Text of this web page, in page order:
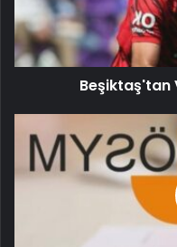
Beşiktaş'tan